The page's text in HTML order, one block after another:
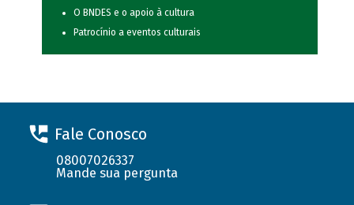
O BNDES e o apoio à cultura
Patrocínio a eventos culturais
Fale Conosco
08007026337
Mande sua pergunta